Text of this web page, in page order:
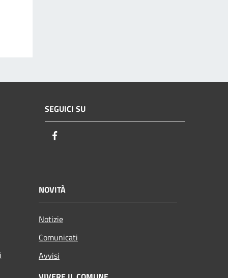
SEGUICI SU
NOVITÀ
Notizie
Comunicati
Avvisi